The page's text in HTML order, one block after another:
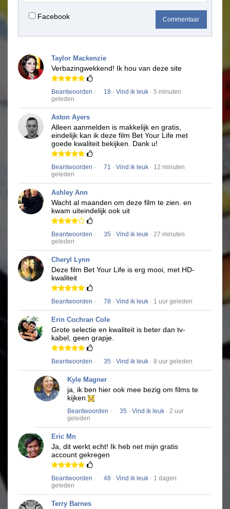
Facebook Commentaar
Taylor Mackenzie
Verbazingwekkend! Ik hou van deze site
Beantwoorden · 18 · Vind ik leuk · 5 minuten
geleden
Aston Ayers
Alleen aanmelden is makkelijk en gratis,
eindelijk kan ik deze film Bet Your Life met
goede kwaliteit bekijken. Dank u!
Beantwoorden · 71 · Vind ik leuk · 12 minuten
geleden
Ashley Ann
Wacht al maanden om deze film te zien. en
kwam uiteindelijk ook uit
Beantwoorden · 35 · Vind ik leuk · 27 minuten
geleden
Cheryl Lynn
Deze film Bet Your Life is erg mooi, met HD-
kwaliteit
Beantwoorden · 78 · Vind ik leuk · 1 uur geleden
Erin Cochran Cole
Grote selectie en kwaliteit is beter dan tv-
kabel, geen grapje.
Beantwoorden · 35 · Vind ik leuk · 8 uur geleden
Kyle Magner
ja, ik ben hier ook mee bezig om films te
kijken
Beantwoorden · 35 · Vind ik leuk · 2 uur
geleden
Eric Mn
Ja, dit werkt echt! Ik heb net mijn gratis
account gekregen
Beantwoorden · 48 · Vind ik leuk · 1 dagen
geleden
Terry Barnes